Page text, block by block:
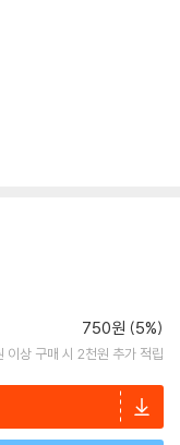
750원 (5%)
이상 구매 시 2천원 추가 적립